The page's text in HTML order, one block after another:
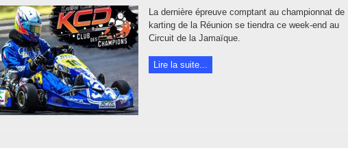
La dernière épreuve comptant au championnat de
karting de la Réunion se tiendra ce week-end au
Circuit de la Jamaïque.
Lire la suite...